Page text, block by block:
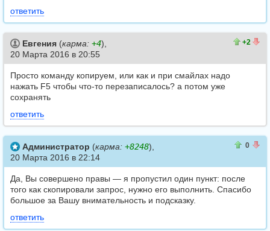
ответить
+2
Евгения (карма: +4),
20 Марта 2016 в 20:55
Просто команду копируем, или как и при смайлах надо
нажать F5 чтобы что-то перезаписалось? а потом уже
сохранять
ответить
0
Администратор (карма: +8248),
20 Марта 2016 в 22:14
Да, Вы совершено правы — я пропустил один пункт: после
того как скопировали запрос, нужно его выполнить. Спасибо
большое за Вашу внимательность и подсказку.
ответить